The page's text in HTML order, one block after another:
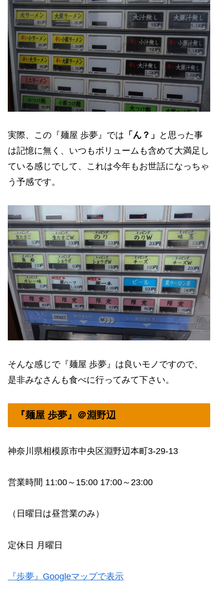
実際、この『麺屋 歩夢』では 「ん？」
と思った事
は記憶に無く、いつもボリュームも含めて大満足し
ている感じでして、これは今年もお世話になっちゃ
う予感です。
そんな感じで『麺屋 歩夢』は良いモノですので、
是非みなさんも食べに行ってみて下さい。
『麺屋 歩夢』＠淵野辺
神奈川県相模原市中央区淵野辺本町3-29-13
営業時間 11:00～15:00 17:00～23:00
（日曜日は昼営業のみ）
定休日 月曜日
『歩夢』Googleマップで表示